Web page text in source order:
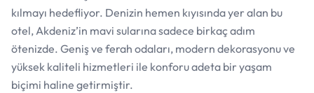
kılmayı hedefliyor. Denizin hemen kıyısında yer alan bu
otel, Akdeniz’in mavi sularına sadece birkaç adım
ötenizde. Geniş ve ferah odaları, modern dekorasyonu ve
yüksek kaliteli hizmetleri ile konforu adeta bir yaşam
biçimi haline getirmiştir.